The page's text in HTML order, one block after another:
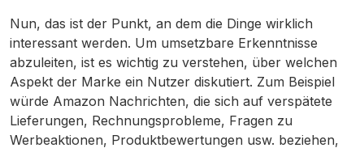
Nun, das ist der Punkt, an dem die Dinge wirklich
interessant werden. Um umsetzbare Erkenntnisse
abzuleiten, ist es wichtig zu verstehen, über welchen
Aspekt der Marke ein Nutzer diskutiert. Zum Beispiel
würde Amazon Nachrichten, die sich auf verspätete
Lieferungen, Rechnungsprobleme, Fragen zu
Werbeaktionen, Produktbewertungen usw. beziehen,